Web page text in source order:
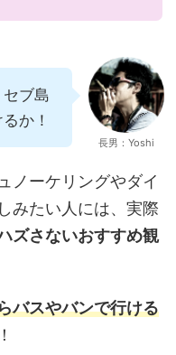
ブ島
か！
長男：Yoshi
ノーケリングやダイ
みたい人には、実際
ズさないおすすめ観
バスやバンで行ける